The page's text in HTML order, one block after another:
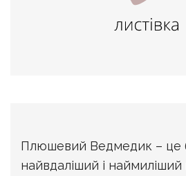
Плюшевий Ведмедик – це
найвдаліший і